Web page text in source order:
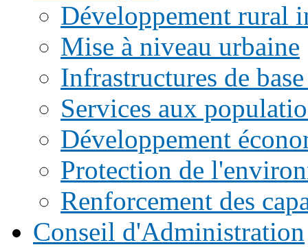
Développement rural
Mise à niveau urbaine
Infrastructures de
Services aux
Développement
Protection de
Renforcement des
Conseil d'Administration